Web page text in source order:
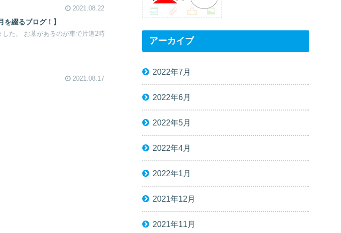
2021.08.22
綴るブログ！】
た。 お墓があるのが車で片道2時
2021.08.17
アーカイブ
2022年7月
2022年6月
2022年5月
2022年4月
2022年1月
2021年12月
2021年11月